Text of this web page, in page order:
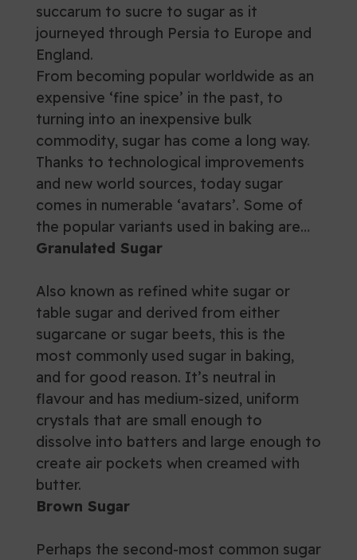
succarum to sucre to sugar as it
journeyed through Persia to Europe and
England.
From becoming popular worldwide as an
expensive ‘fine spice’ in the past, to
turning into an inexpensive bulk
commodity, sugar has come a long way.
Thanks to technological improvements
and new world sources, today sugar
comes in numerable ‘avatars’. Some of
the popular variants used in baking are…
Granulated Sugar
Also known as refined white sugar or
table sugar and derived from either
sugarcane or sugar beets, this is the
most commonly used sugar in baking,
and for good reason. It’s neutral in
flavour and has medium-sized, uniform
crystals that are small enough to
dissolve into batters and large enough to
create air pockets when creamed with
butter.
Brown Sugar
Perhaps the second-most common sugar